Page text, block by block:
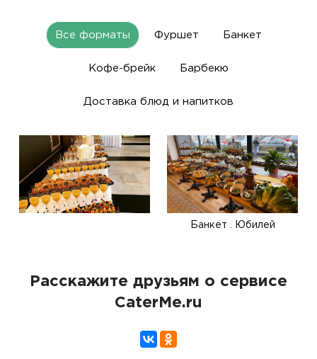
Все форматы Фуршет Банкет
Кофе-брейк Барбекю
Доставка блюд и напитков
Банкет . Юбилей
Расскажите друзьям о сервисе
CaterMe.ru